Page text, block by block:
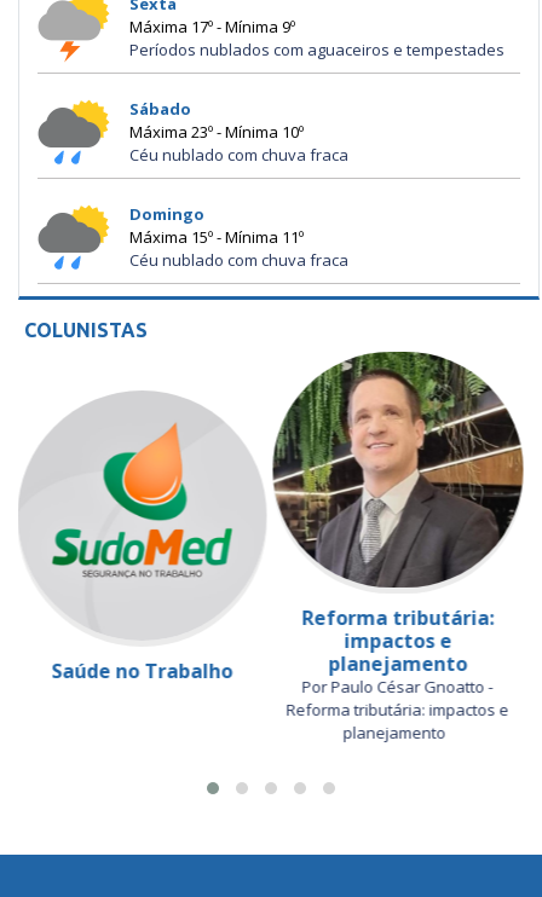
Máxima 17º - Mínima 9º
Períodos nublados com aguaceiros e tempestades
Sábado
Máxima 23º - Mínima 10º
Céu nublado com chuva fraca
Domingo
Máxima 15º - Mínima 11º
Céu nublado com chuva fraca
COLUNISTAS
Saúde no Trabalho
Reforma tributária:
impactos e
planejamento
Por Paulo César Gnoatto -
Reforma tributária: impactos e
planejamento